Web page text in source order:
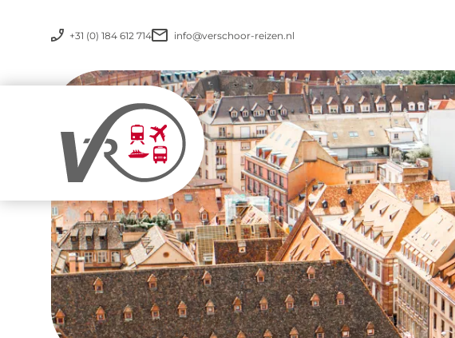
+31 (0) 184 612 714 info@verschoor-reizen.nl